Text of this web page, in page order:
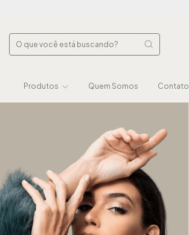
Produtos Quem Somos Contato